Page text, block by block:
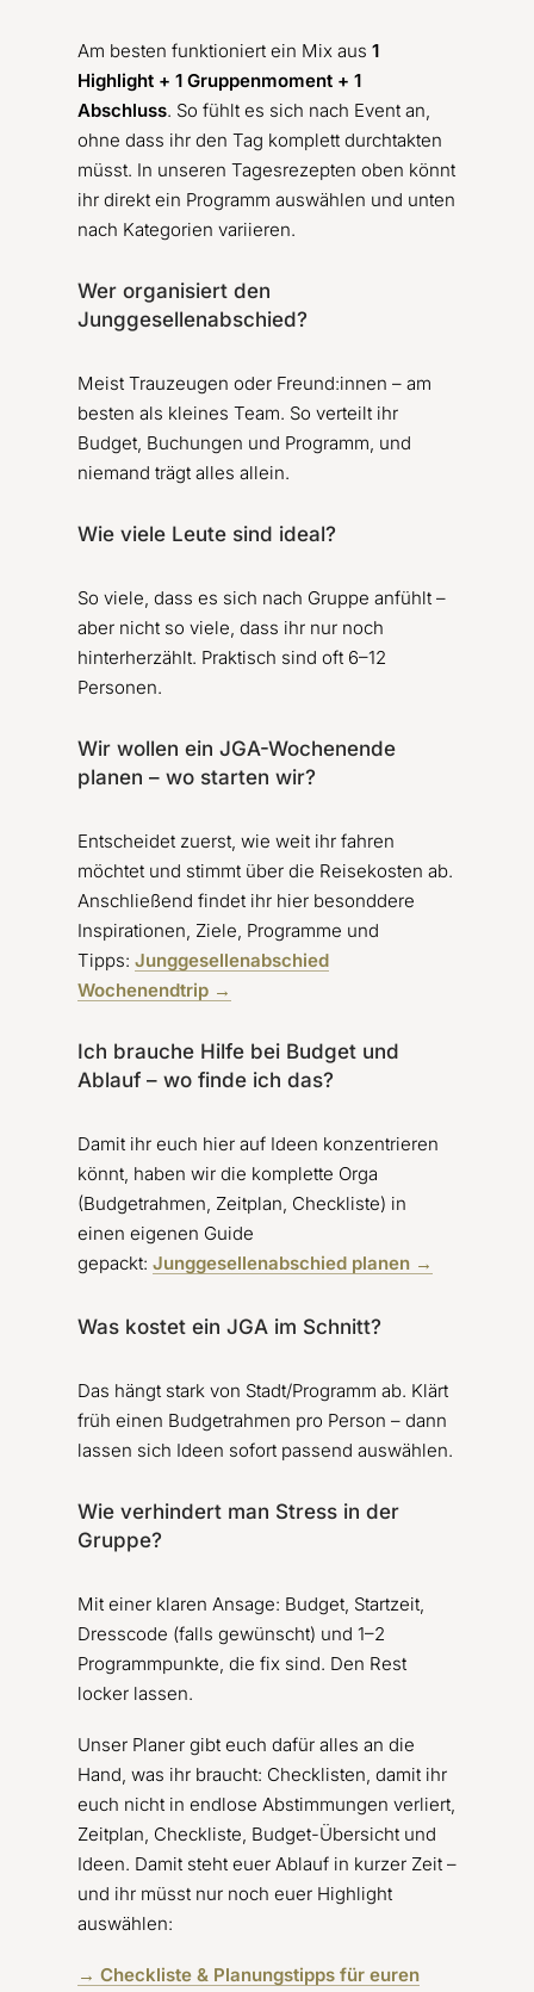
Am besten funktioniert ein Mix aus 1
Highlight + 1 Gruppenmoment + 1
Abschluss. So fühlt es sich nach Event an,
ohne dass ihr den Tag komplett durchtakten
müsst. In unseren Tagesrezepten oben könnt
ihr direkt ein Programm auswählen und unten
nach Kategorien variieren.
Wer organisiert den
Junggesellenabschied?
Meist Trauzeugen oder Freund:innen – am
besten als kleines Team. So verteilt ihr
Budget, Buchungen und Programm, und
niemand trägt alles allein.
Wie viele Leute sind ideal?
So viele, dass es sich nach Gruppe anfühlt –
aber nicht so viele, dass ihr nur noch
hinterherzählt. Praktisch sind oft 6–12
Personen.
Wir wollen ein JGA-Wochenende
planen – wo starten wir?
Entscheidet zuerst, wie weit ihr fahren
möchtet und stimmt über die Reisekosten ab.
Anschließend findet ihr hier besonddere
Inspirationen, Ziele, Programme und
Tipps: Junggesellenabschied
Wochenendtrip →
Ich brauche Hilfe bei Budget und
Ablauf – wo finde ich das?
Damit ihr euch hier auf Ideen konzentrieren
könnt, haben wir die komplette Orga
(Budgetrahmen, Zeitplan, Checkliste) in
einen eigenen Guide
gepackt: Junggesellenabschied planen →
Was kostet ein JGA im Schnitt?
Das hängt stark von Stadt/Programm ab. Klärt
früh einen Budgetrahmen pro Person – dann
lassen sich Ideen sofort passend auswählen.
Wie verhindert man Stress in der
Gruppe?
Mit einer klaren Ansage: Budget, Startzeit,
Dresscode (falls gewünscht) und 1–2
Programmpunkte, die fix sind. Den Rest
locker lassen.
Unser Planer gibt euch dafür alles an die
Hand, was ihr braucht: Checklisten, damit ihr
euch nicht in endlose Abstimmungen verliert,
Zeitplan, Checkliste, Budget-Übersicht und
Ideen. Damit steht euer Ablauf in kurzer Zeit –
und ihr müsst nur noch euer Highlight
auswählen:
→ Checkliste & Planungstipps für euren